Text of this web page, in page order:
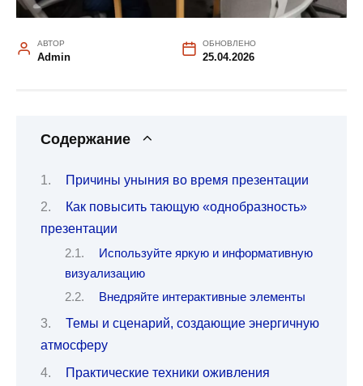
АВТОР
Admin
ОБНОВЛЕНО
25.04.2026
Содержание
Причины уныния во время презентации
Как повысить тающую «однобразность»
презентации
Используйте яркую и информативную
визуализацию
Внедряйте интерактивные элементы
Темы и сценарий, создающие энергичную
атмосферу
Практические техники оживления